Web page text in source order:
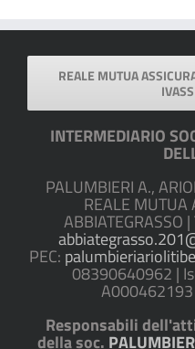
REALE MUTUA
INTERMEDIARIO
PALUMBIERI A.,
REALE MUTUA
PEC:
08390640962 |
Responsabili
della soc.